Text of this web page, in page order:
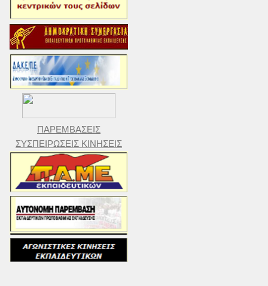
ΠΑΡΕΜΒΑΣΕΙΣ
ΣΥΣΠΕΙΡΩΣΕΙΣ ΚΙΝΗΣΕΙΣ